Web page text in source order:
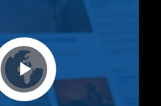
Play Video